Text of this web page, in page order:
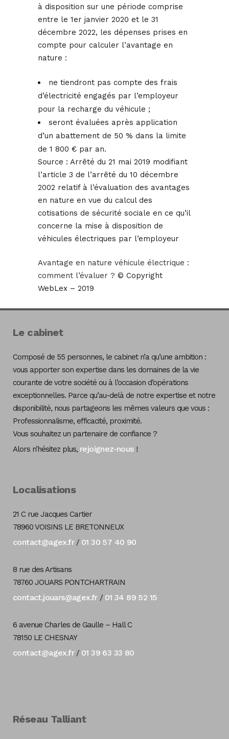
à disposition sur une période comprise
entre le 1er janvier 2020 et le 31
décembre 2022, les dépenses prises en
compte pour calculer l’avantage en
nature :
ne tiendront pas compte des frais
d’électricité engagés par l’employeur
pour la recharge du véhicule ;
seront évaluées après application
d’un abattement de 50 % dans la limite
de 1 800 € par an.
Source : Arrêté du 21 mai 2019 modifiant
l’article 3 de l’arrêté du 10 décembre
2002 relatif à l’évaluation des avantages
en nature en vue du calcul des
cotisations de sécurité sociale en ce qu’il
concerne la mise à disposition de
véhicules électriques par l’employeur
Avantage en nature véhicule électrique :
comment l’évaluer ? © Copyright
WebLex – 2019
Le cabinet
Composé de 55 personnes, le cabinet n’a qu’une ambition :
vous apporter son expertise dans les domaines de la vie
courante de votre société ou à l’occasion d’opérations
exceptionnelles. Parce qu’au-delà de notre expertise et notre
disponibilité, nous partageons les mêmes valeurs que vous :
Professionnalisme, efficacité, proximité.
Vous souhaitez un partenaire de confiance ?
Alors n’hésitez plus, rejoignez-nous!
Localisations
21 C rue Jacques Cartier
78960 VOISINS LE BRETONNEUX
contact@agex.fr/ 01 30 57 40 90
8 rue des Artisans
78760 JOUARS PONTCHARTRAIN
contact.jouars@agex.fr/ 01 34 89 52 15
6 avenue Charles de Gaulle – Hall C
78150 LE CHESNAY
contact@agex.fr/ 01 39 63 33 80
Réseau Talliant